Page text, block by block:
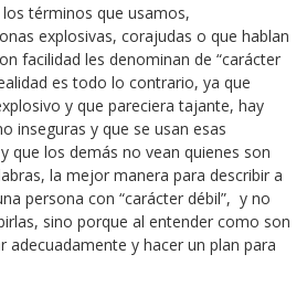
términos que usamos,
explosivas, corajudas o que hablan
facilidad les denominan de “carácter
es todo lo contrario, ya que
y que pareciera tajante, hay
inseguras y que se usan esas
que los demás no vean quienes son
la mejor manera para describir a
persona con “carácter débil”, y no
sino porque al entender como son
adecuadamente y hacer un plan para